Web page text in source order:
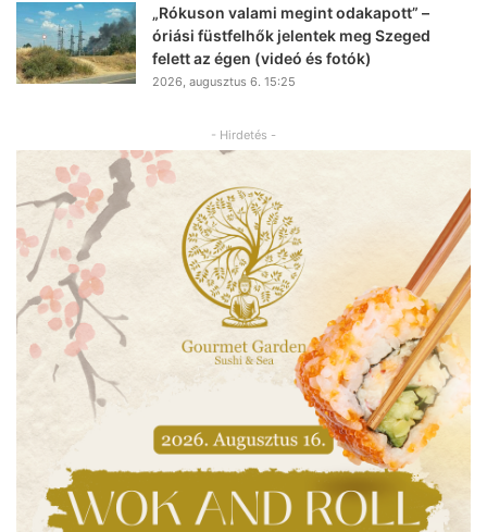
„Rókuson valami megint odakapott” –
óriási füstfelhők jelentek meg Szeged
felett az égen (videó és fotók)
2026, augusztus 6. 15:25
- Hirdetés -